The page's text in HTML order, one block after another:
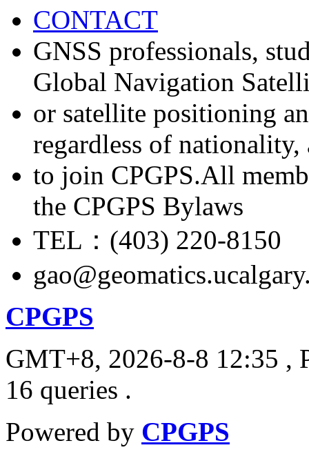
CONTACT
GNSS professionals,
Global Navigation
or satellite positioning
regardless of nationality,
to join CPGPS.All
the CPGPS Bylaws
TEL：(403) 220-8150
CPGPS
GMT+8, 2026-8-8 12:35 ,
16 queries .
Powered by CPGPS